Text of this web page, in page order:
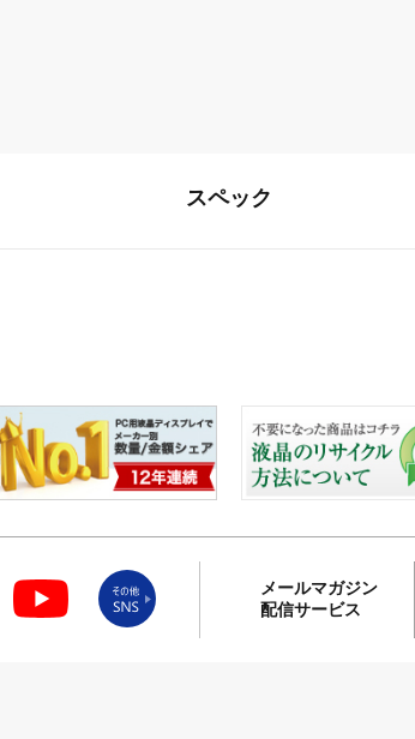
スペック
メールマガジン
配信サービス